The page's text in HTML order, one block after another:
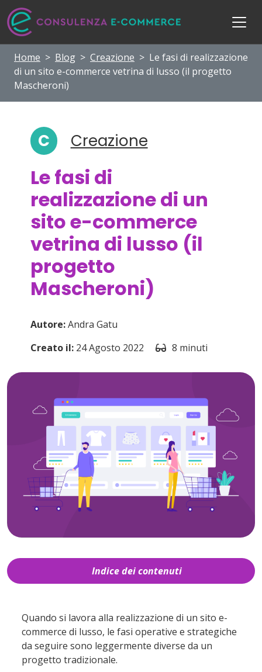
Home > Blog > Creazione > Le fasi di realizzazione
di un sito e-commerce vetrina di lusso (il progetto
Mascheroni)
C Creazione
Le fasi di
realizzazione di un
sito e-commerce
vetrina di lusso (il
progetto
Mascheroni)
Autore:Andra Gatu
Creato il: 24 Agosto 2022 8 minuti
Indice dei contenuti
Perché la cooperazione tra consulenti SEO
e sviluppatori è fondamentale durante la
realizzazione di un sito e-commerce vetrina
La richiesta del cliente
Quando si lavora alla realizzazione di un sito e-
commerce di lusso, le fasi operative e strategiche
da seguire sono leggermente diverse da un
progetto tradizionale.